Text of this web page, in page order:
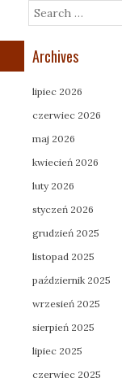
Search
Archives
lipiec 2026
czerwiec 2026
maj 2026
kwiecień 2026
luty 2026
styczeń 2026
grudzień 2025
listopad 2025
październik 2025
wrzesień 2025
sierpień 2025
lipiec 2025
czerwiec 2025